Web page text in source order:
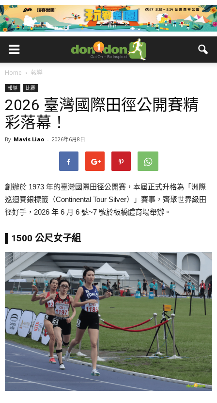
Home 報導
報導 比賽
2026 臺灣國際田徑公開賽精
彩落幕！
By Mavis Liao - 2026年6月8日
創辦於 1973 年的臺灣國際田徑公開賽，本屆正式升格為「洲際
巡迴賽銀標籤（Continental Tour Silver）」賽事，齊聚世界級田
徑好手，2026 年 6 月 6 號~7 號於板橋體育場舉辦。
▌1500 公尺女子組